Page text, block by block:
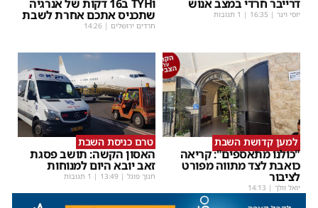
דרייבר חרדי במצב אנוש
יוסי וינר |
16:35 | 1 תגובות
וTYH ב16 דקות של אנרגיה
שתכניס אתכם אחרת לשבת
חרדים ירושלים |
14:26
למען קדושת השבת
"כולנו מתאספים": קריאה
כואבת לצד מתווה מפורט
לציבור
יואל וולך |
14:13
טרם כניסת השבת
האסון הקשה: תושב פסגת
זאב יובא היום למנוחות
חנוך פוגל |
13:49 | 1 תגובות